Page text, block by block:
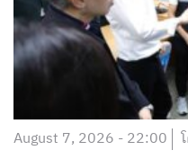
August 7, 2026 - 22:00